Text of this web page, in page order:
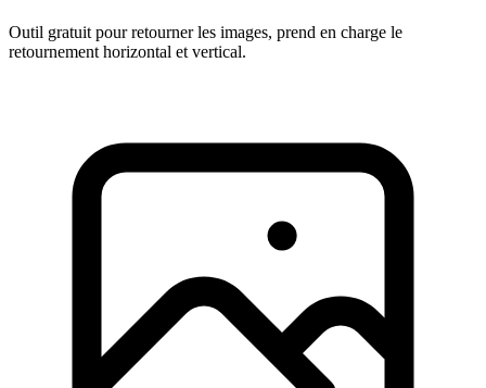
Outil gratuit pour retourner les images, prend en charge le
retournement horizontal et vertical.